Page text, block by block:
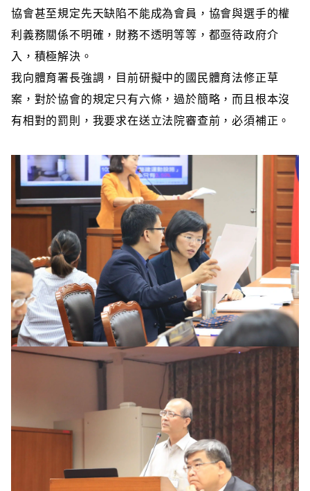
協會甚至規定先天缺陷不能成為會員，協會與選手的權
利義務關係不明確，財務不透明等等，都亟待政府介
入，積極解決。
我向體育署長強調，目前研擬中的國民體育法修正草
案，對於協會的規定只有六條，過於簡略，而且根本沒
有相對的罰則，我要求在送立法院審查前，必須補正。